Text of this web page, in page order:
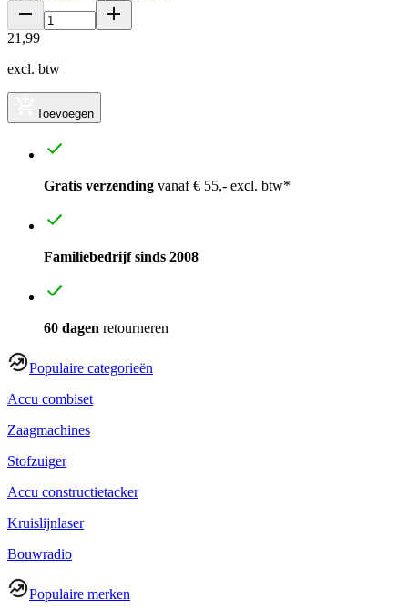
21 ,99
excl. btw
Toevoegen
Gratis verzending vanaf € 55,- excl. btw*
Familiebedrijf sinds 2008
60 dagen retourneren
Populaire categorieën
Accu combiset
Zaagmachines
Stofzuiger
Accu constructietacker
Kruislijnlaser
Bouwradio
Populaire merken